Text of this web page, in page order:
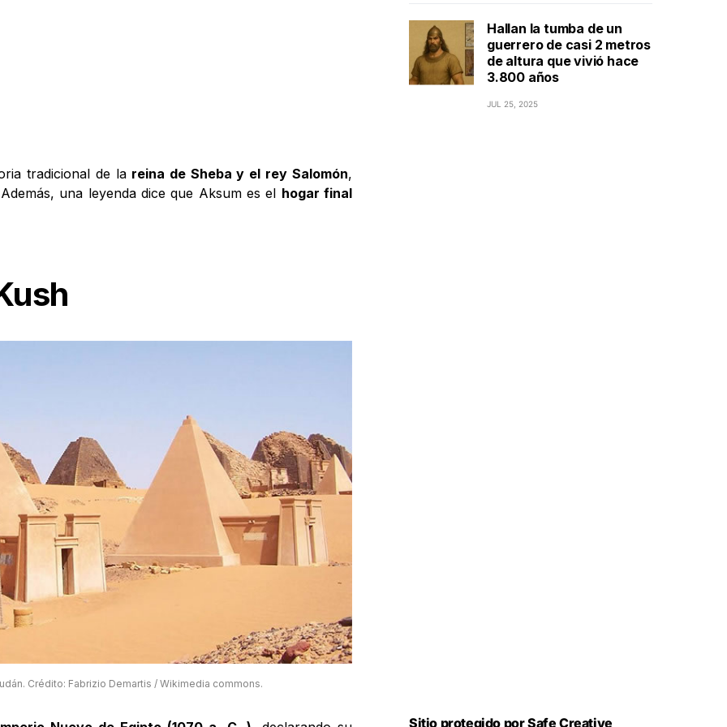
tradicional de lareina de Sheba y el rey Salomón,
una leyenda dice que Aksum es el hogar final
Crédito: Fabrizio Demartis / Wikimedia commons.
Hallan la tumba de un
guerrero de casi 2 metros
de altura que vivió hace
3.800 años
JUL 25, 2025
Sitio protegido por Safe Creative